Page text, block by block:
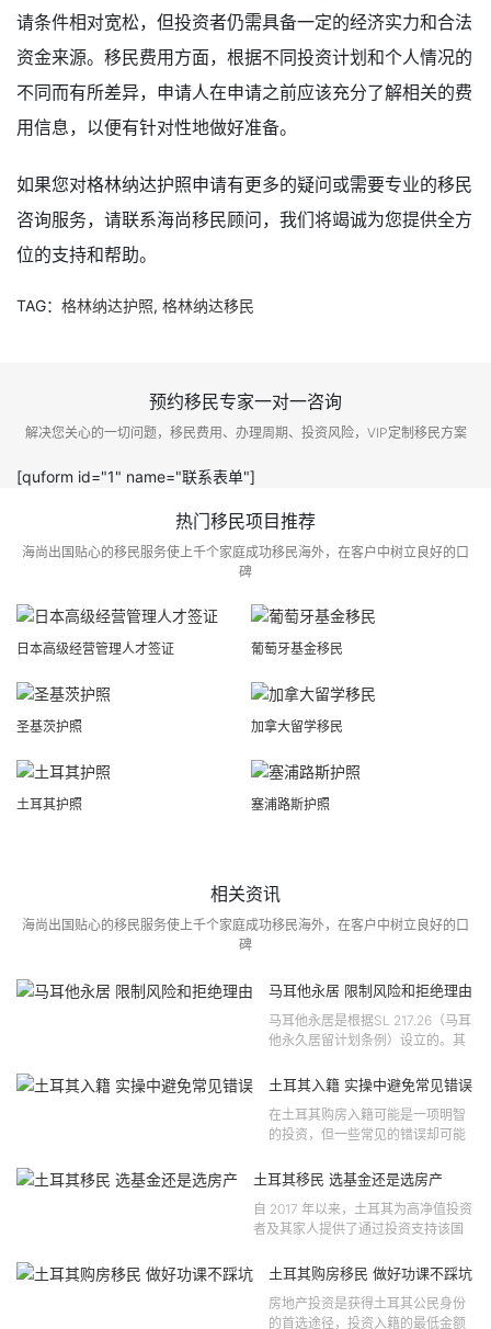
请条件相对宽松，但投资者仍需具备一定的经济实力和合法
资金来源。移民费用方面，根据不同投资计划和个人情况的
不同而有所差异，申请人在申请之前应该充分了解相关的费
用信息，以便有针对性地做好准备。
如果您对格林纳达护照申请有更多的疑问或需要专业的移民
咨询服务，请联系海尚移民顾问，我们将竭诚为您提供全方
位的支持和帮助。
TAG： 格林纳达护照, 格林纳达移民
预约移民专家一对一咨询
解决您关心的一切问题，移民费用、办理周期、投资风险，VIP定制移民方案
[quform id="1" name="联系表单"]
热门移民项目推荐
海尚出国贴心的移民服务使上千个家庭成功移民海外，在客户中树立良好的口
碑
日本高级经营管理人才签证 葡萄牙基金移民
圣基茨护照 加拿大留学移民
土耳其护照 塞浦路斯护照
相关资讯
海尚出国贴心的移民服务使上千个家庭成功移民海外，在客户中树立良好的口
碑
马耳他永居 限制风险和拒绝理由
马耳他永居是根据SL 217.26（马耳
他永久居留计划条例）设立的。其
121 号法律公告，并随后根据2024
土耳其入籍 实操中避免常见错误
在土耳其购房入籍可能是一项明智
的投资，但一些常见的错误却可能
失。许多投资者轻信营销宣传或不
土耳其移民 选基金还是选房产
自 2017 年以来，土耳其为高净值投资
者及其家人提供了通过投资支持该国
会。 该计划的一大亮点在于其涵盖广
土耳其购房移民 做好功课不踩坑
房地产投资是获得土耳其公民身份
的首选途径，投资入籍的最低金额